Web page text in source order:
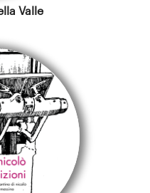
Valle